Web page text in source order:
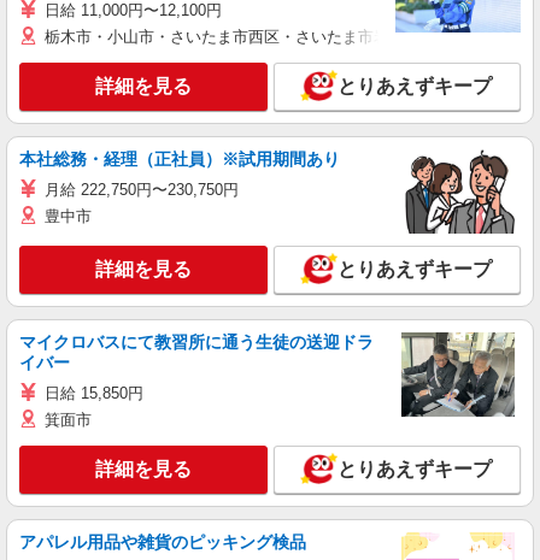
日給 11,000円〜12,100円
栃木市・小山市・さいたま市西区・さいたま市岩槻区・久喜市・蓮田
詳細を見る とりあえずキープ
本社総務・経理（正社員）※試用期間あり
月給 222,750円〜230,750円
豊中市
詳細を見る とりあえずキープ
マイクロバスにて教習所に通う生徒の送迎ドラ
イバー
日給 15,850円
箕面市
詳細を見る とりあえずキープ
アパレル用品や雑貨のピッキング検品